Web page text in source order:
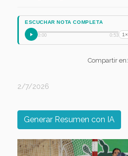
ESCUCHAR NOTA COMPLETA
0:00 0:53 1×
Compartir en:
2/7/2026
Generar Resumen con IA